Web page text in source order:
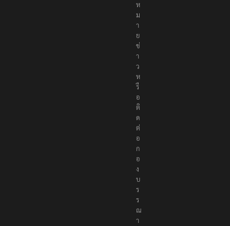
ห
ม
า
ย
ข่
า
ว
ห
รื
อ
ติ
ด
ต่
อ
ก
อ
ง
บ
ร
ร
ณ
า